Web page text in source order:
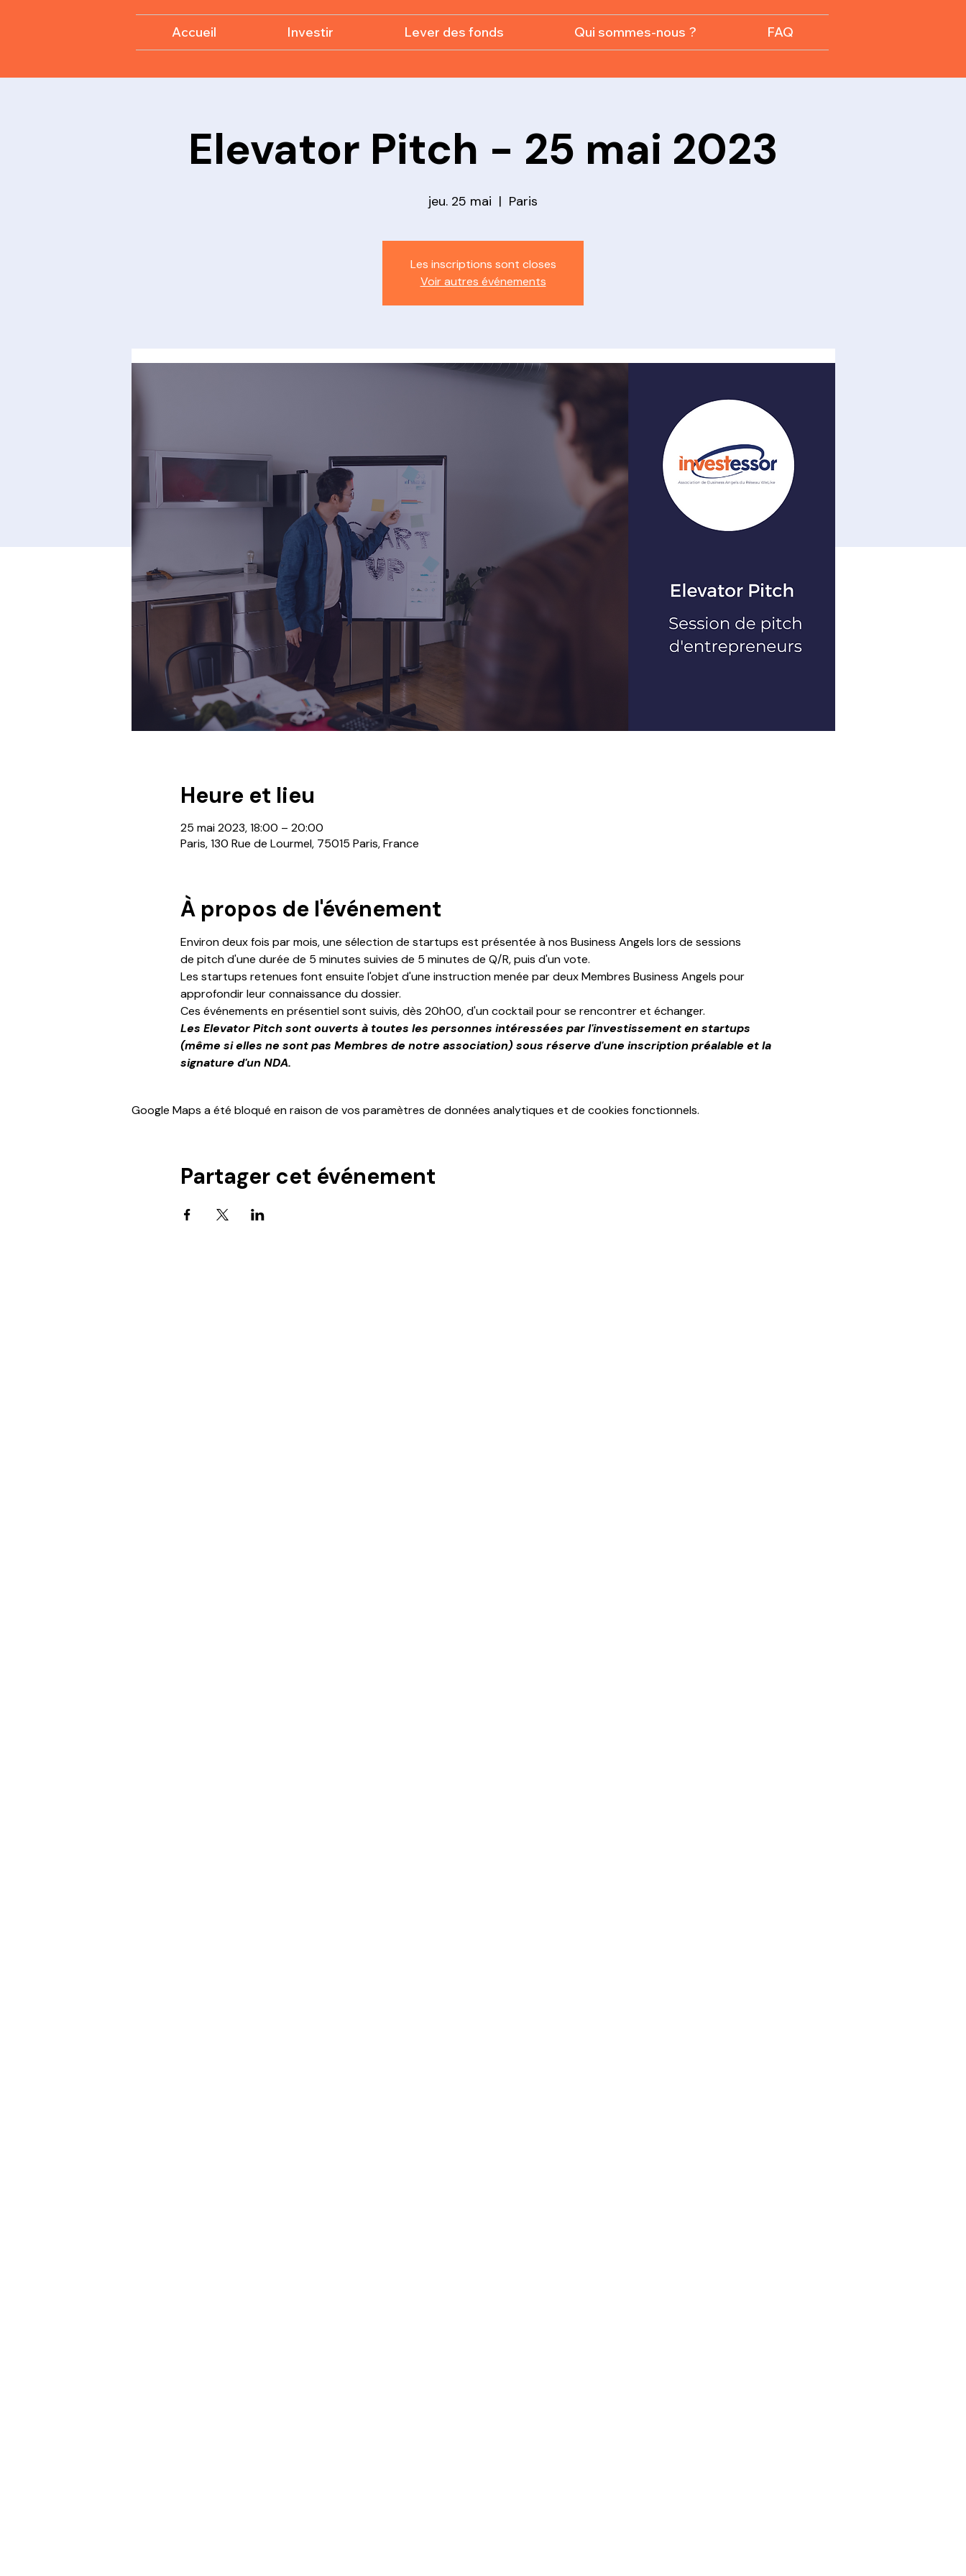
Accueil Investir Lever des fonds Qui sommes-nous ? FAQ
Elevator Pitch - 25 mai 2023
jeu. 25 mai
  |
Paris
Les inscriptions sont closes
Voir autres événements
Heure et lieu
25 mai 2023, 18:00 – 20:00
Paris, 130 Rue de Lourmel, 75015 Paris, France
À propos de l'événement
Environ deux fois par mois, une sélection de startups est présentée à nos Business Angels lors de sessions
de pitch d'une durée de 5 minutes suivies de 5 minutes de Q/R, puis d'un vote.
Les startups retenues font ensuite l'objet d'une instruction menée par deux Membres Business Angels pour
approfondir leur connaissance du dossier.
Ces événements en présentiel sont suivis, dès 20h00, d'un cocktail pour se rencontrer et échanger.
Les Elevator Pitch sont ouverts à toutes les personnes intéressées par l'investissement en startups
(même si elles ne sont pas Membres de notre association) sous réserve d'une inscription préalable et la
signature d'un NDA.
Google Maps a été bloqué en raison de vos paramètres de données analytiques et de cookies fonctionnels.
Partager cet événement